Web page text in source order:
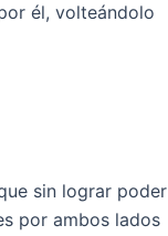
él, volteándolo
sin lograr poder
por ambos lados